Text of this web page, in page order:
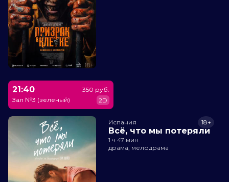
21:40
Зал №3 (зеленый)
350 руб.
2D
Испания
Всё, что мы потеряли
18+
1 ч 47 мин
драма, мелодрама